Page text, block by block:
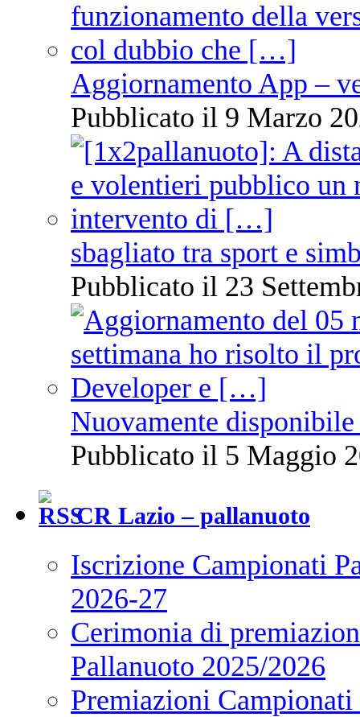
Aggiornamento App –
Pubblicato il 9 Marzo
sbagliato tra sport e
Pubblicato il 23
Nuovamente
Pubblicato il 5 Maggio
CR Lazio – pallanuoto
Iscrizione Campionati
2026-27
Cerimonia di
Pallanuoto 2025/2026
Premiazioni